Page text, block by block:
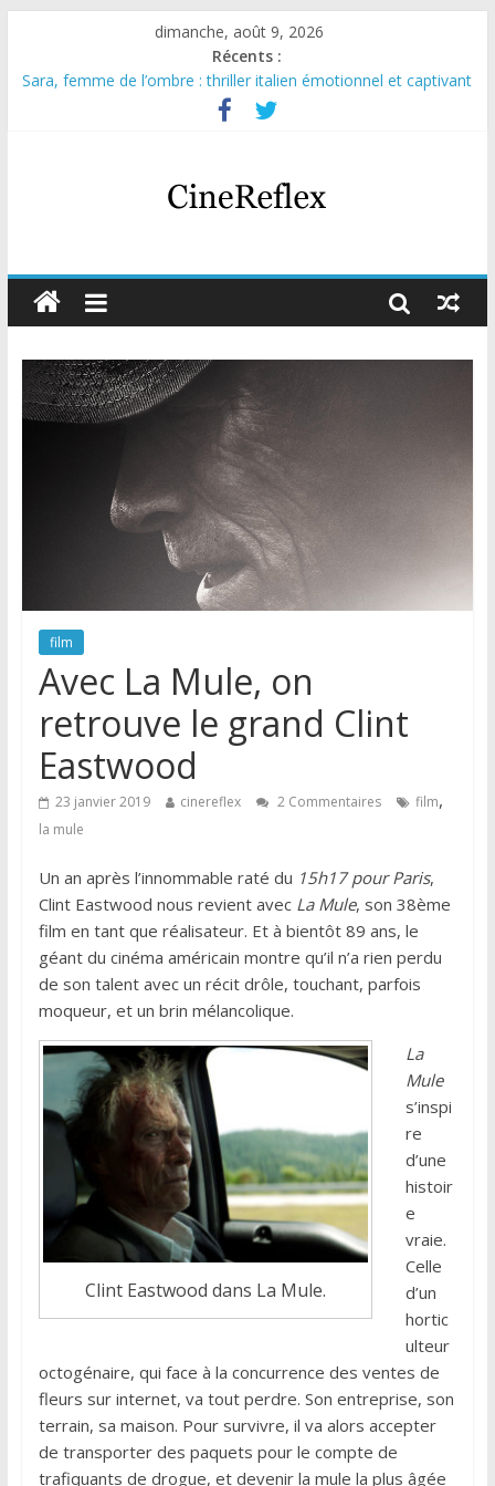
dimanche, août 9, 2026
Récents :
Sara, femme de l’ombre : thriller italien émotionnel et captivant
Journal d’une fille larguée : nouvelle série suédoise sur Netflix
Aema : mini-série sur le tournage d’un film érotique devenu
Glass Heart : excellente série musicale avec Takeru Satō
Olympo, saison 1 : nouvelle série qui séduira les fans de
film
Avec La Mule, on
retrouve le grand Clint
Eastwood
23 janvier 2019 cinereflex 2 Commentaires film,
la mule
Un an après l’innommable raté du 15h17 pour Paris,
Clint Eastwood nous revient avec La Mule, son 38ème
film en tant que réalisateur. Et à bientôt 89 ans, le
géant du cinéma américain montre qu’il n’a rien perdu
de son talent avec un récit drôle, touchant, parfois
moqueur, et un brin mélancolique.
Clint Eastwood dans La Mule.
La
Mule
s’inspi
re
d’une
histoir
e
vraie.
Celle
d’un
hortic
ulteur
octogénaire, qui face à la concurrence des ventes de
fleurs sur internet, va tout perdre. Son entreprise, son
terrain, sa maison. Pour survivre, il va alors accepter
de transporter des paquets pour le compte de
trafiquants de drogue, et devenir la mule la plus âgée